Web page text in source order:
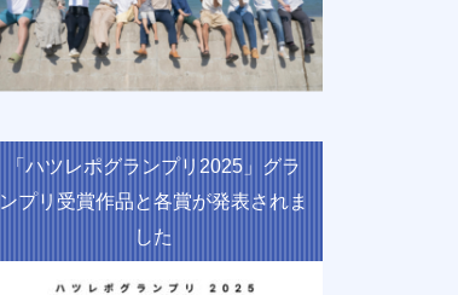
「ハツレポグランプリ2025」グラ
ンプリ受賞作品と各賞が発表されま
した